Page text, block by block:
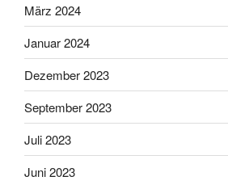
März 2024
Januar 2024
Dezember 2023
September 2023
Juli 2023
Juni 2023